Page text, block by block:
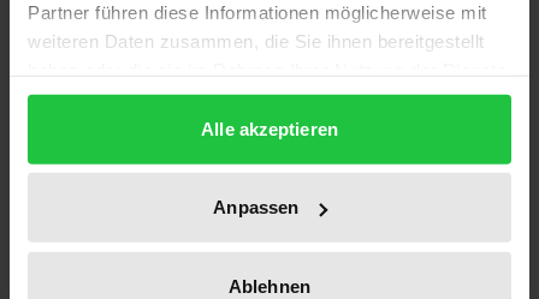
Partner führen diese Informationen möglicherweise mit
weiteren Daten zusammen, die Sie ihnen bereitgestellt
gesammelt haben.
Alle akzeptieren
Anpassen
Ablehnen
Poetologische und ideengeschichtliche Analysen
anhand seiner wichtigsten Gedichtsammlung
Publication Date